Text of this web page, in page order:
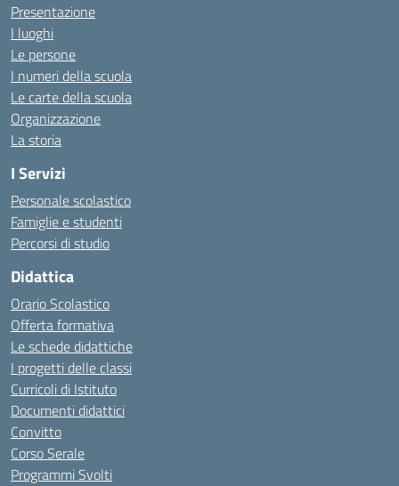
Presentazione
I luoghi
Le persone
I numeri della scuola
Le carte della scuola
Organizzazione
La storia
I Servizi
Personale scolastico
Famiglie e studenti
Percorsi di studio
Didattica
Orario Scolastico
Offerta formativa
Le schede didattiche
I progetti delle classi
Curricoli di Istituto
Documenti didattici
Convitto
Corso Serale
Programmi Svolti